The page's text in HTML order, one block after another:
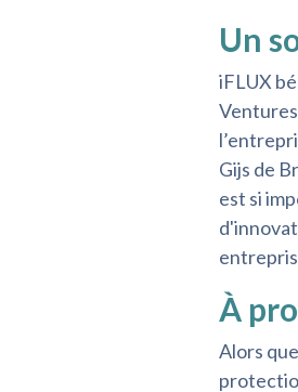
Un
iFLUX
Gijs de
est si
À
Alors